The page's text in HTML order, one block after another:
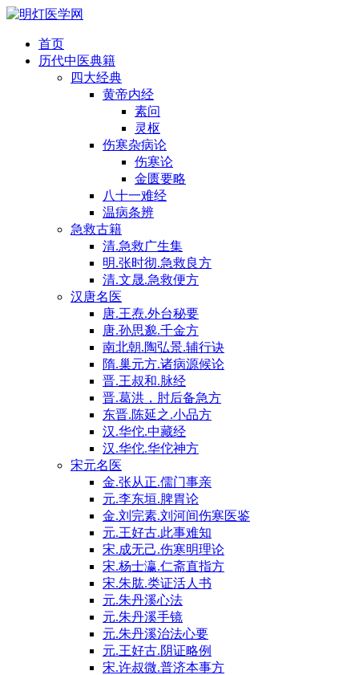
首页
历代中医典籍
四大经典
黄帝内经
素问
灵枢
伤寒杂病论
伤寒论
金匮要略
八十一难经
温病条辨
急救古籍
清.急救广生集
明.张时彻.急救良方
清.文晟.急救便方
汉唐名医
唐.王焘.外台秘要
唐.孙思邈.千金方
南北朝.陶弘景.辅行诀
隋.巢元方.诸病源候论
晋.王叔和.脉经
晋.葛洪，肘后备急方
东晋.陈延之.小品方
汉.华佗.中藏经
汉.华佗.华佗神方
宋元名医
金.张从正.儒门事亲
元.李东垣.脾胃论
金.刘完素.刘河间伤寒医鉴
元.王好古.此事难知
宋.成无己.伤寒明理论
宋.杨士瀛.仁斋直指方
宋.朱肱.类证活人书
元.朱丹溪心法
元.朱丹溪手镜
元.朱丹溪治法心要
元.王好古.阴证略例
宋.许叔微.普济本事方